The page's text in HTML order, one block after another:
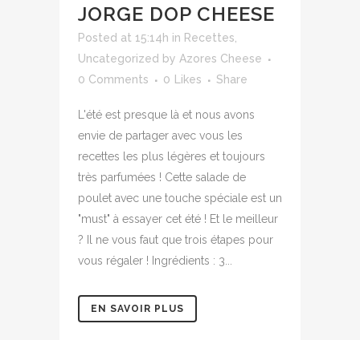
JORGE DOP CHEESE
Posted at 15:14h in Recettes
Uncategorized by Azores Cheese
0 Comments
0 Likes Share
L'été est presque là et nous avons
envie de partager avec vous les
recettes les plus légères et toujours
très parfumées ! Cette salade de
poulet avec une touche spéciale est un
"must" à essayer cet été ! Et le meilleur
? Il ne vous faut que trois étapes pour
vous régaler ! Ingrédients : 3...
EN SAVOIR PLUS